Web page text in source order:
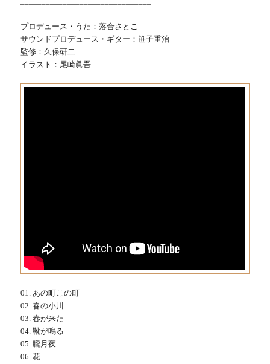
プロデュース・うた：落合さとこ
サウンドプロデュース・ギター：笹子重治
監修：久保研二
イラスト：尾崎眞吾
01. あの町この町
02. 春の小川
03. 春が来た
04. 靴が鳴る
05. 朧月夜
06. 花